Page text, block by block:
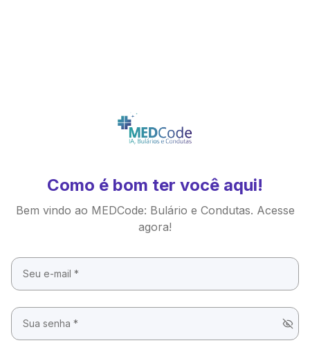
Como é bom ter você aqui!
Bem vindo ao MEDCode: Bulário e Condutas. Acesse
agora!